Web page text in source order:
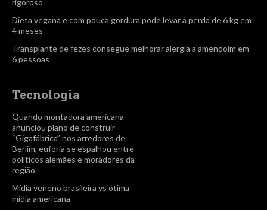
Dieta vegana e com pouca gordura pode levar à perda de 6 kg em
4 meses
Transplante de fezes consegue melhorar alergia a amendoim em
6 pessoas
Tecnologia
Quando montadora americana
anunciou plano de construir
“Gigafábrica” nos arredores de
Berlim, euforia se espalhou entre
políticos alemães e moradores da
região.
Mídia veneno brasileira vs ótima
mídia americana